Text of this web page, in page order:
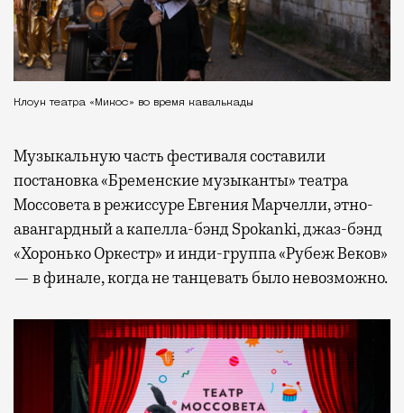
Клоун театра «Микос» во время кавалькады
Музыкальную часть фестиваля составили
постановка «Бременские музыканты» театра
Моссовета в режиссуре Евгения Марчелли, этно-
авангардный а капелла-бэнд Spokanki, джаз-бэнд
«Хоронько Оркестр» и инди-группа «Рубеж Веков»
— в финале, когда не танцевать было невозможно.